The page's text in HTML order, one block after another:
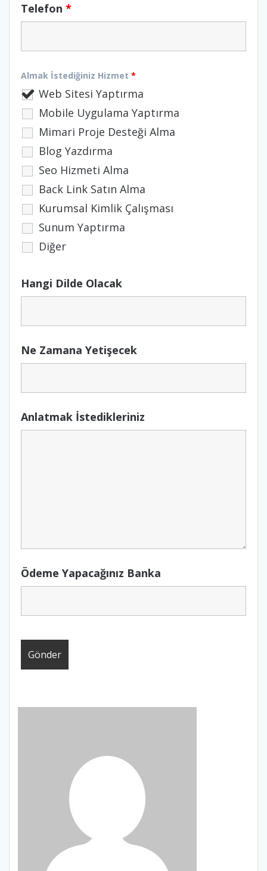
Telefon *
Almak İstediğiniz Hizmet *
Web Sitesi Yaptırma
Mobile Uygulama Yaptırma
Mimari Proje Desteği Alma
Blog Yazdırma
Seo Hizmeti Alma
Back Link Satın Alma
Kurumsal Kimlik Çalışması
Sunum Yaptırma
Diğer
Hangi Dilde Olacak
Ne Zamana Yetişecek
Anlatmak İstedikleriniz
Ödeme Yapacağınız Banka